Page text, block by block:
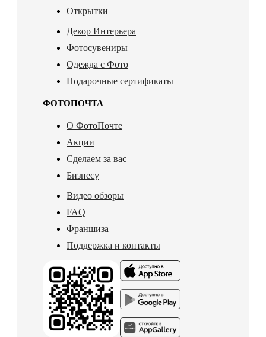
Открытки
Декор Интерьера
Фотосувениры
Одежда с Фото
Подарочные сертификаты
ФОТОПОЧТА
О ФотоПочте
Акции
Сделаем за вас
Бизнесу
Видео обзоры
FAQ
Франшиза
Поддержка и контакты